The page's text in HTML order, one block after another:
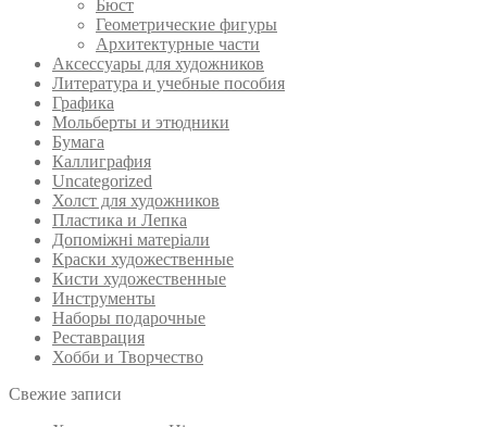
Бюст
Геометрические фигуры
Архитектурные части
Аксессуары для художников
Литература и учебные пособия
Графика
Мольберты и этюдники
Бумага
Каллиграфия
Uncategorized
Холст для художников
Пластика и Лепка
Допоміжні матеріали
Краски художественные
Кисти художественные
Инструменты
Наборы подарочные
Реставрация
Хобби и Творчество
Свежие записи